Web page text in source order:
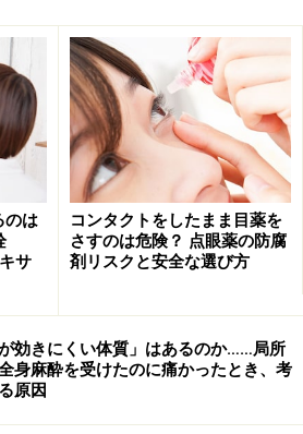
のように皮膚に貼り付けることで
果を発揮するように作られている
し薬の有効成分である化合物の分
さなものです。かつ、油脂になじ
のは
サ
コンタクトをしたまま目薬を
さすのは危険？ 点眼薬の防腐
剤リスクと安全な選び方
が効きにくい体質」はあるのか……局所
身麻酔を受けたのに痛かったとき、考
原因